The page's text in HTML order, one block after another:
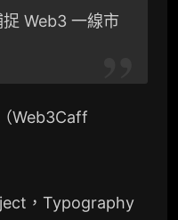
Web3 一線市
Web3Caff
，Typography